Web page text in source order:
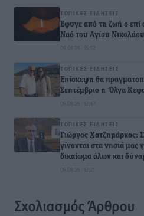
ΤΟΠΙΚΈΣ ΕΙΔΉΣΕΙΣ
Έφυγε από τη ζωή ο επί
Ναό του Αγίου
09.08.26 · 15:52
ΤΟΠΙΚΈΣ ΕΙΔΉΣΕΙΣ
Επίσκεψη θα
Σεπτέμβριο η Όλγα
09.08.26 · 12:47
ΤΟΠΙΚΈΣ ΕΙΔΉΣΕΙΣ
Γιώργος Χατζημάρκος:
γίνονται στα νησιά μας
δικαίωμα όλων και
09.08.26 · 12:21
Σχολιασμός Άρθρου